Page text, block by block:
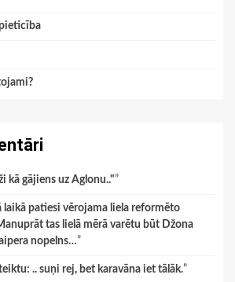
kā gājiens uz Aglonu.."”
laikā patiesi vērojama liela reformēto
tas lielā mērā varētu būt Džona
nopelns…”
.. suņi rej, bet karavāna iet tālāk.”